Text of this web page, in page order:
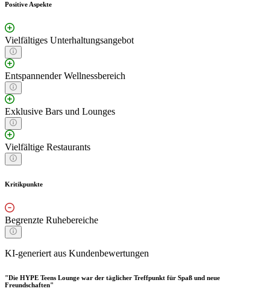
Positive Aspekte
Vielfältiges Unterhaltungsangebot
Entspannender Wellnessbereich
Exklusive Bars und Lounges
Vielfältige Restaurants
Kritikpunkte
Begrenzte Ruhebereiche
KI-generiert aus Kundenbewertungen
"Die HYPE Teens Lounge war der täglicher Treffpunkt für Spaß und neue
Freundschaften"